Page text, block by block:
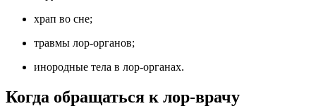
храп во сне;
травмы лор-органов;
инородные тела в лор-органах.
Когда обращаться к лор-врачу